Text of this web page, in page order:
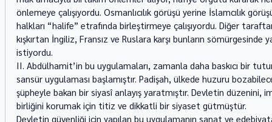
önlemeye çalışıyordu. Osmanlı­cılık görüşü yerine İslamcılık
halkları “halife” etrafında birleştirmeye çalışıyordu. Diğer
kışkırtan İngi­liz, Fransız ve Ruslara karşı bunların sömürgesinde
istiyordu.
II. Abdülhamit’in bu uygulamaları, zamanla daha baskıcı bir
sansür uygulaması başla­mıştır. Padişah, ülkede huzuru
şüpheyle bakan bir siyasî anlayış yaratmıştır. Devletin düzenini,
birliğini korumak için titiz ve dikkatli bir siyaset gütmüştür.
Devletin güvenliği için yapılan bu uygulamanın sanat ve